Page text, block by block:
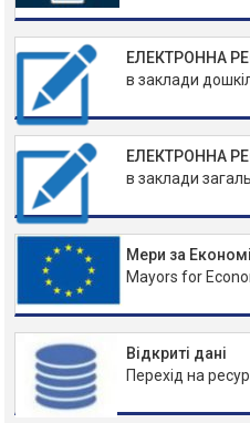
ЕЛЕКТРОННА
в заклади
ЕЛЕКТРОННА
в заклади
Мери за
Mayors for
Відкриті дані
Перехід на